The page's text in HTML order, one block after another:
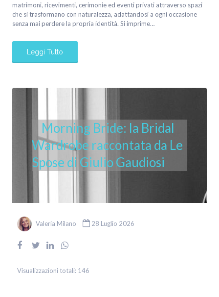
matrimoni, ricevimenti, cerimonie ed eventi privati attraverso spazi
che si trasformano con naturalezza, adattandosi a ogni occasione
senza mai perdere la propria identità. Si imprime…
Leggi Tutto
Morning Bride: la Bridal
Wardrobe raccontata da Le
Spose di Giulio Gaudiosi
Valeria Milano 28 Luglio 2026
Visualizzazioni totali: 146